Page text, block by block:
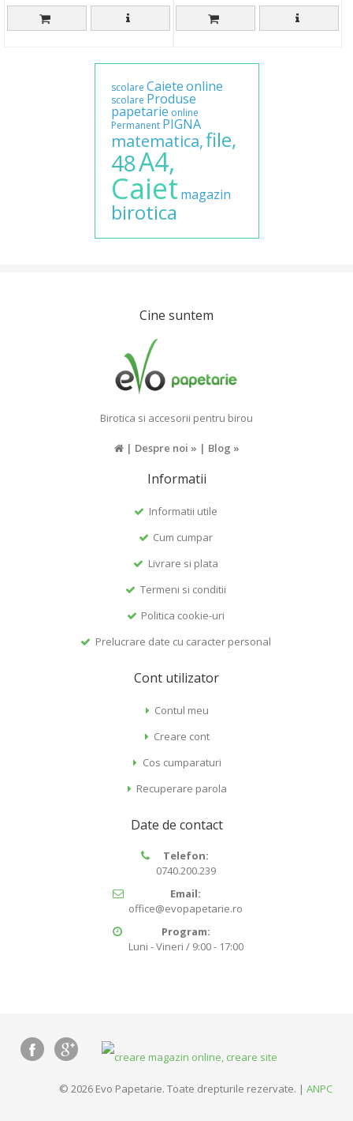
scolare Caieteonline
scolare Produse
papetarie online
Permanent PIGNA
matematica,file,
48A4,
Caiet magazin
birotica
Cine suntem
Birotica si accesorii pentru birou
| Despre noi » | Blog »
Informatii
Informatii utile
Cum cumpar
Livrare si plata
Termeni si conditii
Politica cookie-uri
Prelucrare date cu caracter personal
Cont utilizator
Contul meu
Creare cont
Cos cumparaturi
Recuperare parola
Date de contact
Telefon:
0740.200.239
Email:
office@evopapetarie.ro
Program:
Luni - Vineri / 9:00 - 17:00
© 2026 Evo Papetarie. Toate drepturile rezervate. | ANPC